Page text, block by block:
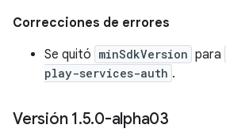
Correcciones de errores
Se quitó minSdkVersion para
play-services-auth .
Versión 1.5.0-alpha03